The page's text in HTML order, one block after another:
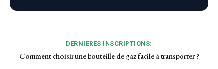
DERNIÈRES INSCRIPTIONS:
Quand le toucher devient soin : L’essence du massage body-